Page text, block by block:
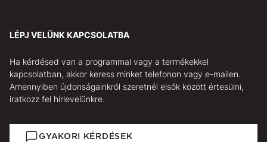
LÉPJ VELÜNK KAPCSOLATBA
Ha kérdésed van a programmal vagy a termékekkel
kapcsolatban, akkor keress minket telefonon vagy e-mailen.
Amennyiben újdonságainkról szeretnél elsők között értesülni,
iratkozz fel hírlevelünkre.
GYAKORI KÉRDÉSEK